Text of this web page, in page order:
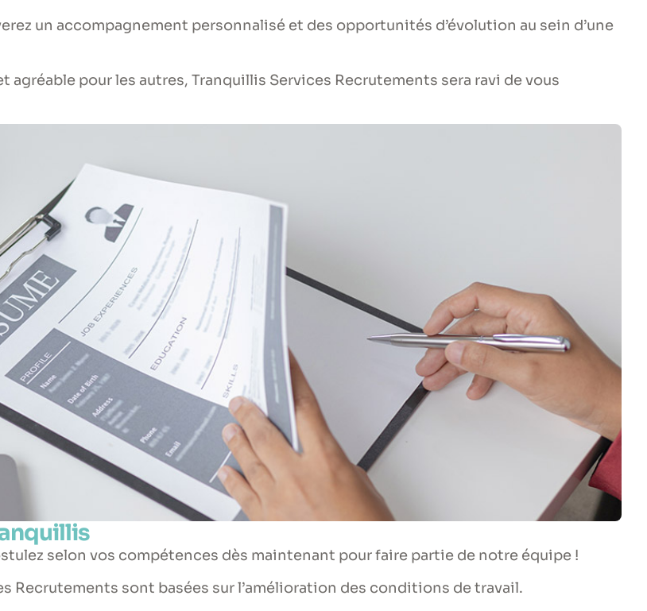
un accompagnement personnalisé et des opportunités d’évolution au sein d’une
pour les autres, Tranquillis Services Recrutements sera ravi de vous
selon vos compétences dès maintenant pour faire partie de notre équipe !
Recrutements sont basées sur l’amélioration des conditions de travail.